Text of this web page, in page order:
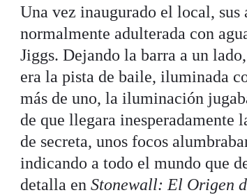
Una vez inaugurado el local, sus
normalmente adulterada con
Jiggs. Dejando la barra a un
era la pista de baile, iluminada
más de uno, la iluminación
de que llegara inesperadamente
de secreta, unos focos
indicando a todo el mundo que
detalla enStonewall: El Origen